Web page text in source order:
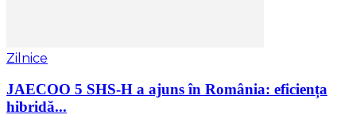
Zilnice
JAECOO 5 SHS-H a ajuns în România: eficiența
hibridă...